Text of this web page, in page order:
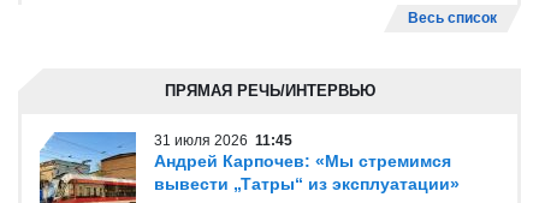
Весь список
ПРЯМАЯ РЕЧЬ/ИНТЕРВЬЮ
31 июля 2026 11:45
Андрей Карпочев: «Мы стремимся
вывести „Татры“ из эксплуатации»